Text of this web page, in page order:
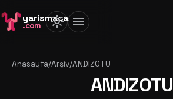
yarismaca
.com light_mode menu
Anasayfa/Arşiv/ANDIZOTU
ANDIZOTU